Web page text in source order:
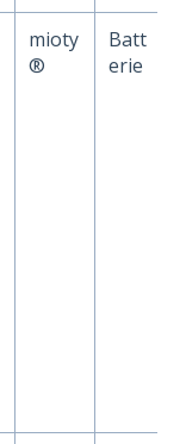
mioty
®
Batt
erie